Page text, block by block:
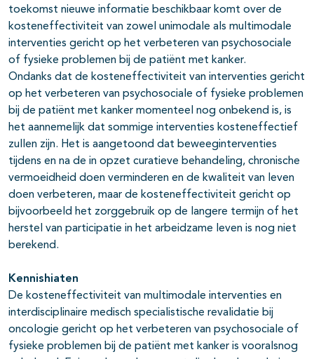
toekomst nieuwe informatie beschikbaar komt over de
kosteneffectiviteit van zowel unimodale als multimodale
interventies gericht op het verbeteren van psychosociale
of fysieke problemen bij de patiënt met kanker.
Ondanks dat de kosteneffectiviteit van interventies gericht
op het verbeteren van psychosociale of fysieke problemen
bij de patiënt met kanker momenteel nog onbekend is, is
het aannemelijk dat sommige interventies kosteneffectief
zullen zijn. Het is aangetoond dat beweeginterventies
tijdens en na de in opzet curatieve behandeling, chronische
vermoeidheid doen verminderen en de kwaliteit van leven
doen verbeteren, maar de kosteneffectiviteit gericht op
bijvoorbeeld het zorggebruik op de langere termijn of het
herstel van participatie in het arbeidzame leven is nog niet
berekend.
Kennishiaten
De kosteneffectiviteit van multimodale interventies en
interdisciplinaire medisch specialistische revalidatie bij
oncologie gericht op het verbeteren van psychosociale of
fysieke problemen bij de patiënt met kanker is vooralsnog